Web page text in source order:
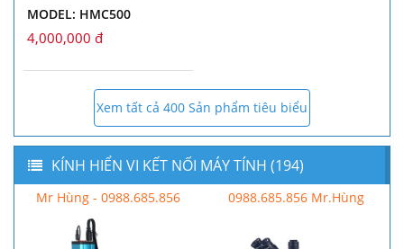
MODEL: HMC500
4,000,000 đ
Xem tất cả 400 Sản phẩm tiêu biểu
KÍNH HIỂN VI KẾT NỐI MÁY TÍNH (194)
Mr Hùng - 0988.685.856 0988.685.856 Mr.Hùng